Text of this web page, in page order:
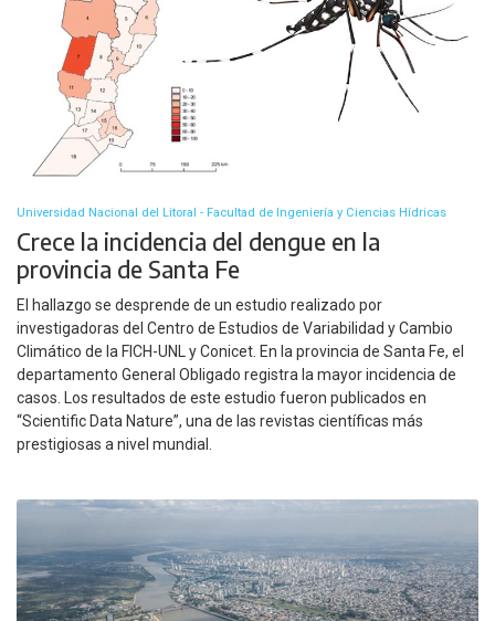
Universidad Nacional del Litoral - Facultad de Ingeniería y Ciencias Hídricas
Crece la incidencia del dengue en la
provincia de Santa Fe
El hallazgo se desprende de un estudio realizado por
investigadoras del Centro de Estudios de Variabilidad y Cambio
Climático de la FICH-UNL y Conicet. En la provincia de Santa Fe, el
departamento General Obligado registra la mayor incidencia de
casos. Los resultados de este estudio fueron publicados en
“Scientific Data Nature”, una de las revistas científicas más
prestigiosas a nivel mundial.